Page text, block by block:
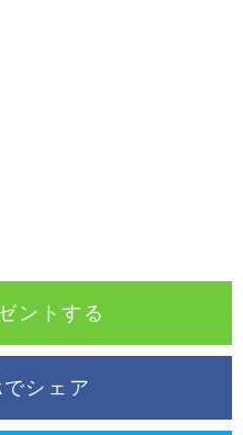
ントする
シェア